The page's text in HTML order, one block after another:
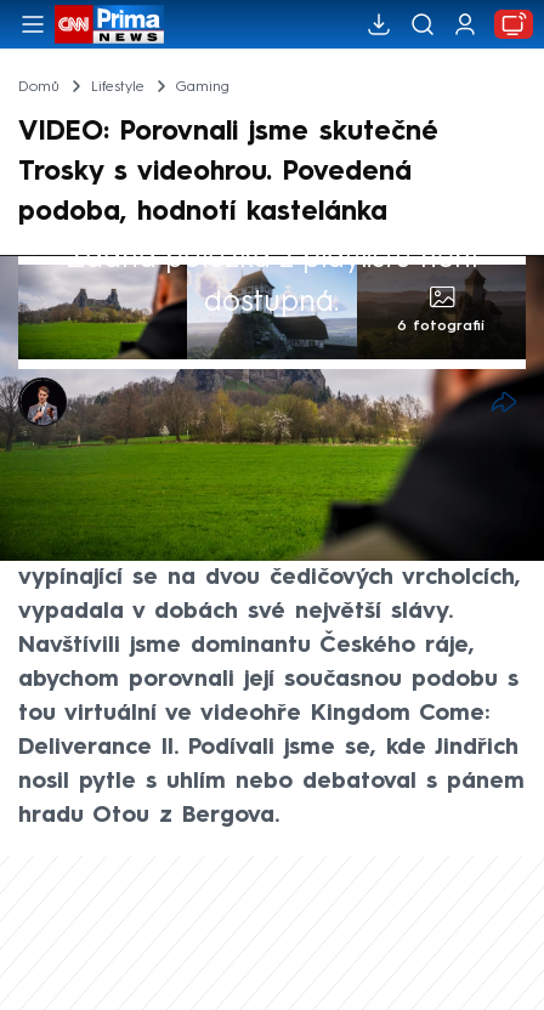
Domů Lifestyle Gaming
VIDEO: Porovnali jsme skutečné
Trosky s videohrou. Povedená
podoba, hodnotí kastelánka
Žádná položka z playlistu není
dostupná.
6 fotografií
Jan Hrušovský
20. kvě 2025, 12:27
Kdysi majestátní hrad, dnes však z Trosek
zbyla zřícenina. Už několik měsíců mohou
milovníci videoher poznávat, jak památka,
vypínající se na dvou čedičových vrcholcích,
vypadala v dobách své největší slávy.
Navštívili jsme dominantu Českého ráje,
abychom porovnali její současnou podobu s
tou virtuální ve videohře Kingdom Come:
Deliverance II. Podívali jsme se, kde Jindřich
nosil pytle s uhlím nebo debatoval s pánem
hradu Otou z Bergova.